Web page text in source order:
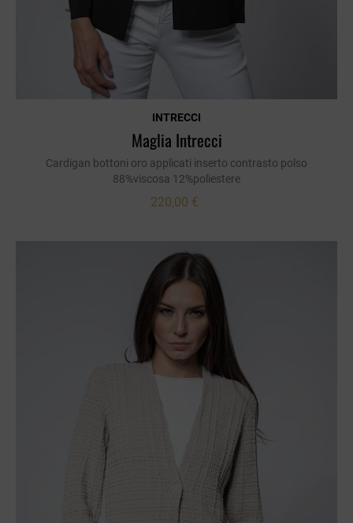
INTRECCI
Maglia Intrecci
Cardigan bottoni oro applicati inserto contrasto polso
88%viscosa 12%poliestere
220,00 €